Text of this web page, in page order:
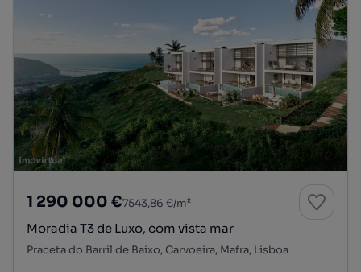
1 290 000 €7543,86 €/m²
Moradia T3 de Luxo, com vista mar
Praceta do Barril de Baixo, Carvoeira, Mafra, Lisboa